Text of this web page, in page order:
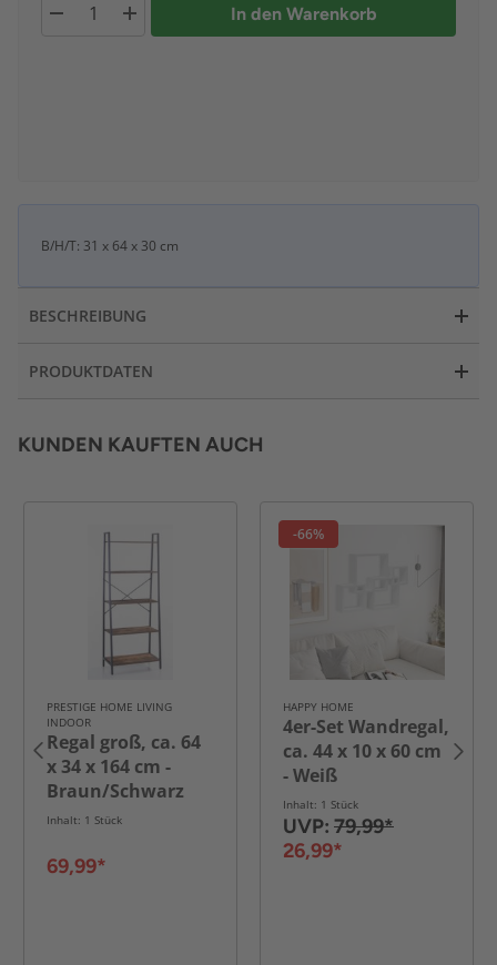
In den Warenkorb
B/H/T: 31 x 64 x 30 cm
BESCHREIBUNG
PRODUKTDATEN
KUNDEN KAUFTEN AUCH
PRESTIGE HOME LIVING
INDOOR
Regal groß, ca. 64
x 34 x 164 cm -
Braun/Schwarz
Inhalt: 1 Stück
69,99*
-66%
HAPPY HOME
4er-Set Wandregal,
ca. 44 x 10 x 60 cm
- Weiß
Inhalt: 1 Stück
UVP: 79,99*
26,99*